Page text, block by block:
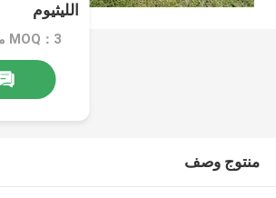
الليثيوم
MOQ：3 مجموعات
منتوج وصف